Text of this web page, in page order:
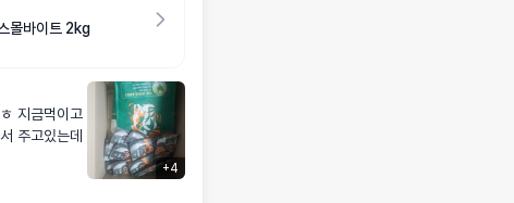
몰바이트 2kg
지금먹이고
주고있는데
+4